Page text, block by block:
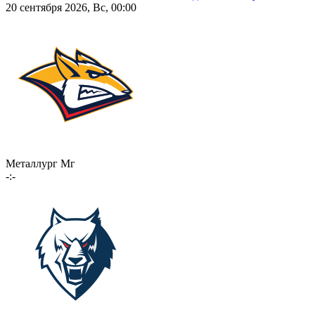
20 сентября 2026, Вс, 00:00
Металлург Мг
-:-